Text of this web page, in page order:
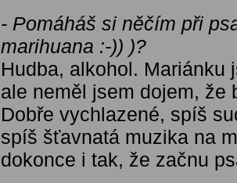
- Pomáháš si něčím při
marihuana :-)) )?
Hudba, alkohol. Mariánku
ale neměl jsem dojem, že
Dobře vychlazené, spíš
spíš šťavnatá muzika na
dokonce i tak, že začnu